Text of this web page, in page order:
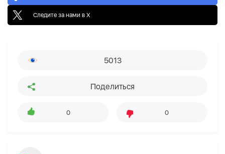
Следите за нами в X
5013
Поделиться
0 0